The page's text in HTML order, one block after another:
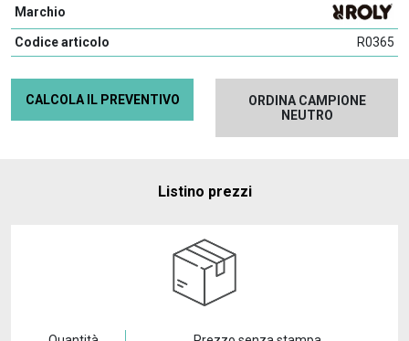
Marchio
Codice articolo R0365
CALCOLA IL PREVENTIVO
ORDINA CAMPIONE
NEUTRO
Listino prezzi